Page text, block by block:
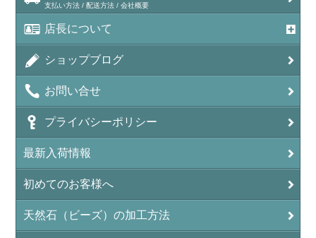
アメトリン（紫黄水晶/Ametrine）
アラゴナイト（霰石/Aragonite）
アンフィボールインクォーツ(Amphibole)
アンフィボールロック/角閃岩（Amphibole ）
イーグルアイ（EagleEye）
インカローズ（ロードクロサイト/Rhodochrosite）
インディアンアゲート(Indian Agate)
支払い方法 / 配送方法 / 会社概要
店長について
ショップブログ
お問い合せ
プライバシーポリシー
最新入荷情報
初めてのお客様へ
天然石（ビーズ）の加工方法